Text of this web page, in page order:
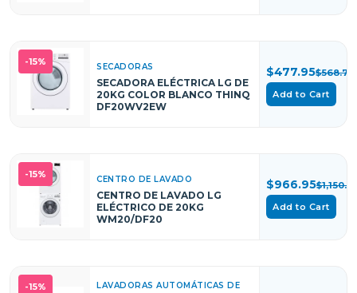
-15% SECADORAS
SECADORA ELÉCTRICA LG DE
20KG COLOR BLANCO THINQ
DF20WV2EW
$477.95$568.76
Add to Cart
-15% CENTRO DE LAVADO
CENTRO DE LAVADO LG
ELÉCTRICO DE 20KG
WM20/DF20
$966.95
Add to Cart
-15%
LAVADORAS AUTOMÁTICAS DE